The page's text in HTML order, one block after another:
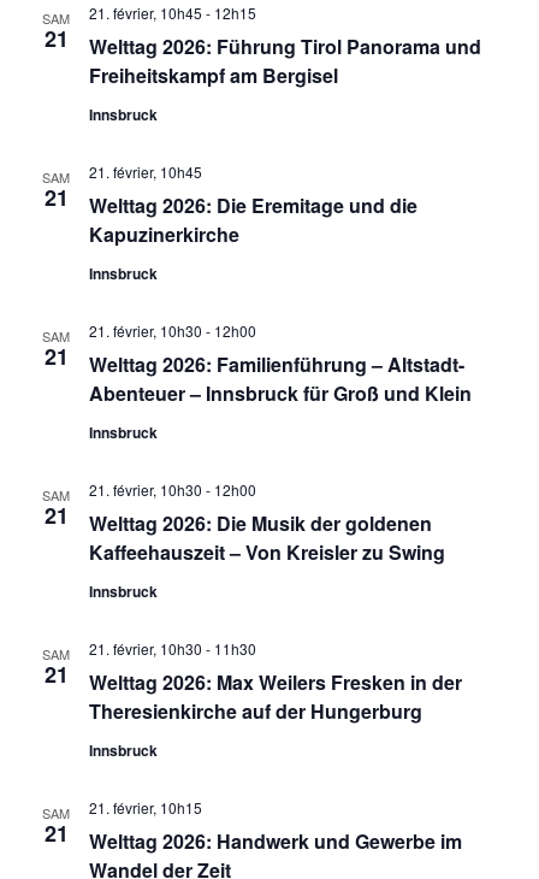
SAM
21
Welttag 2026: Führung Tirol Panorama und
Freiheitskampf am Bergisel
21. février, 10h45 - 12h15
Innsbruck
SAM
21
Welttag 2026: Die Eremitage und die
Kapuzinerkirche
21. février, 10h45
Innsbruck
SAM
21
Welttag 2026: Familienführung – Altstadt-
Abenteuer – Innsbruck für Groß und Klein
21. février, 10h30 - 12h00
Innsbruck
SAM
21
Welttag 2026: Die Musik der goldenen
Kaffeehauszeit – Von Kreisler zu Swing
21. février, 10h30 - 12h00
Innsbruck
SAM
21
Welttag 2026: Max Weilers Fresken in der
Theresienkirche auf der Hungerburg
21. février, 10h30 - 11h30
Innsbruck
SAM
21
Welttag 2026: Handwerk und Gewerbe im
Wandel der Zeit
21. février, 10h15